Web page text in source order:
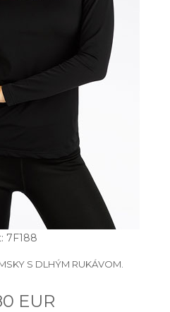
7F188
S DLHÝM RUKÁVOM.
EUR